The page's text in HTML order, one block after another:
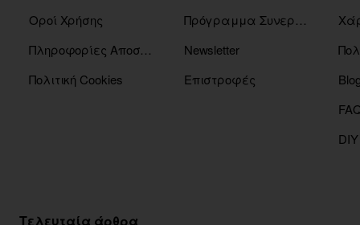
Οροί Χρήσης
Πληροφορίες Αποστόλης
Πολιτική Cookies
Πρόγραμμα Συνεργατών
Newsletter
Επιστροφές
Τελευταία άρθρα